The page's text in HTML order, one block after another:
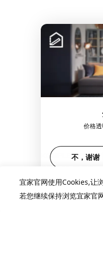
价格
不，谢谢
宜家官网使用Cookies,让
若您继续保持浏览宜家官